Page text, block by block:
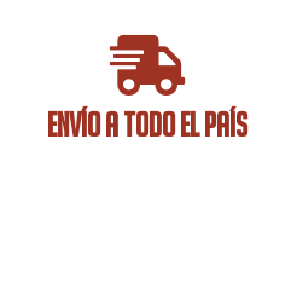
ENVÍO A TODO EL PAÍS